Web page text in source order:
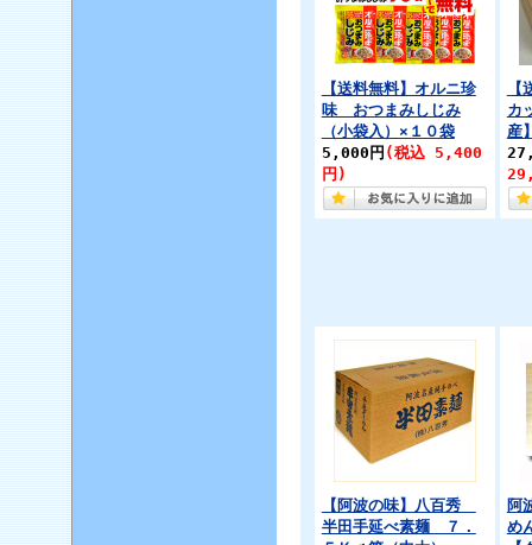
【送料無料】オルニ珍
味 おつまみしじみ
（小袋入）×１０袋
5,000円 (税込 5,400
円)
カ
産
【阿波の味】八百秀
半田手延べ素麺 ７．
阿
め